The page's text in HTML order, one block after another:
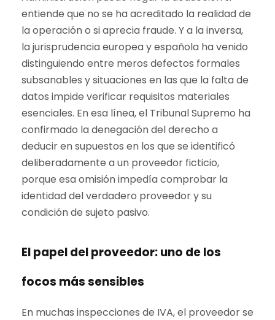
entiende que no se ha acreditado la realidad de
la operación o si aprecia fraude. Y a la inversa,
la jurisprudencia europea y española ha venido
distinguiendo entre meros defectos formales
subsanables y situaciones en las que la falta de
datos impide verificar requisitos materiales
esenciales. En esa línea, el Tribunal Supremo ha
confirmado la denegación del derecho a
deducir en supuestos en los que se identificó
deliberadamente a un proveedor ficticio,
porque esa omisión impedía comprobar la
identidad del verdadero proveedor y su
condición de sujeto pasivo.
El papel del proveedor: uno de los
focos más sensibles
En muchas inspecciones de IVA, el proveedor se